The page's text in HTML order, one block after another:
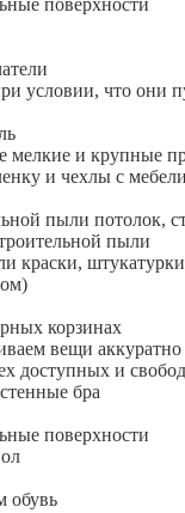
поверхности
условии, что они
мелкие и крупные
и чехлы с мебели
пыли потолок,
пыли
краски,
корзинах
вещи аккуратно
доступных и
бра
поверхности
обувь